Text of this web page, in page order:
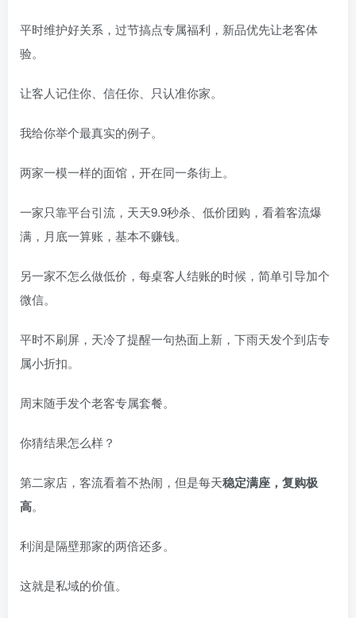
平时维护好关系，过节搞点专属福利，新品优先让老客体
验。
让客人记住你、信任你、只认准你家。
我给你举个最真实的例子。
两家一模一样的面馆，开在同一条街上。
一家只靠平台引流，天天9.9秒杀、低价团购，看着客流爆
满，月底一算账，基本不赚钱。
另一家不怎么做低价，每桌客人结账的时候，简单引导加个
微信。
平时不刷屏，天冷了提醒一句热面上新，下雨天发个到店专
属小折扣。
周末随手发个老客专属套餐。
你猜结果怎么样？
第二家店，客流看着不热闹，但是每天稳定满座，复购极
高。
利润是隔壁那家的两倍还多。
这就是私域的价值。